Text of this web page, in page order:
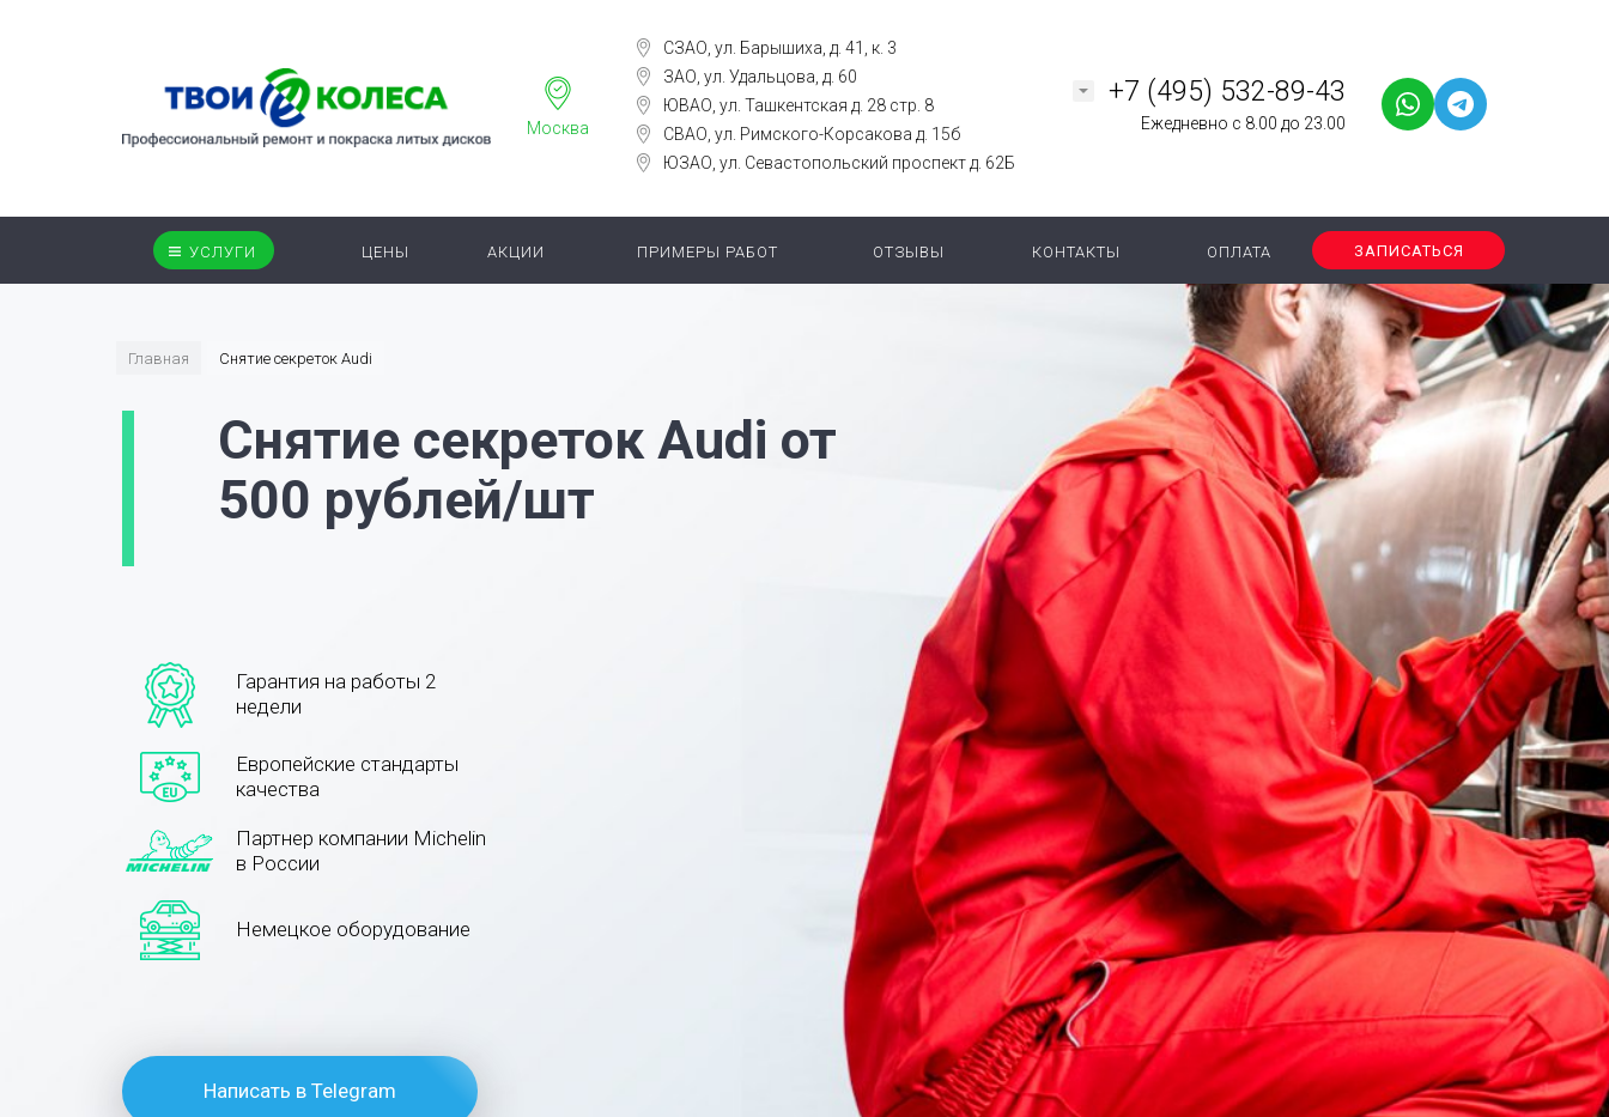
Москва
СЗАО, ул. Барышиха, д. 41, к. 3
ЗАО, ул. Удальцова, д. 60
ЮВАО, ул. Ташкентская д. 28 стр. 8
СВАО, ул. Римского-Корсакова д. 15б
ЮЗАО, ул. Севастопольский проспект д. 62Б
+7 (495) 532-89-43
Ежедневно с 8.00 до 23.00
УСЛУГИ ЦЕНЫ АКЦИИ ПРИМЕРЫ РАБОТ ОТЗЫВЫ КОНТАКТЫ ОПЛАТА ЗАПИСАТЬСЯ
Главная Снятие секреток Audi
Снятие секреток Audi от
500 рублей/шт
Гарантия на работы 2
недели
Европейские стандарты
качества
Партнер компании Michelin
в России
Немецкое оборудование
Написать в Telegram